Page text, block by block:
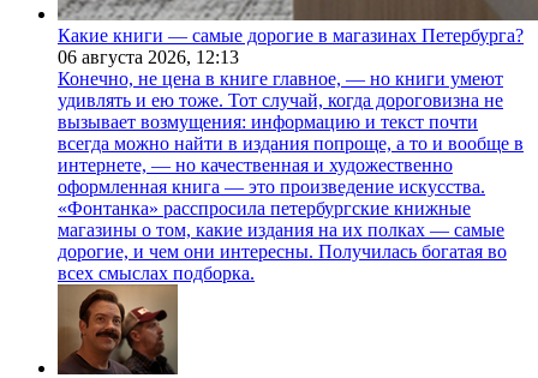
Какие книги — самые дорогие в магазинах Петербурга?
06 августа 2026, 12:13
Конечно, не цена в книге главное, — но книги умеют
удивлять и ею тоже. Тот случай, когда дороговизна не
вызывает возмущения: информацию и текст почти
всегда можно найти в издания попроще, а то и вообще в
интернете, — но качественная и художественно
оформленная книга — это произведение искусства.
«Фонтанка» расспросила петербургские книжные
магазины о том, какие издания на их полках — самые
дорогие, и чем они интересны. Получилась богатая во
всех смыслах подборка.